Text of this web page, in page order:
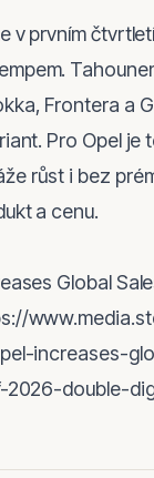
v prvním
Frontera a
Pro Opel je
růst i bez
a cenu.
Global
increases-
double-